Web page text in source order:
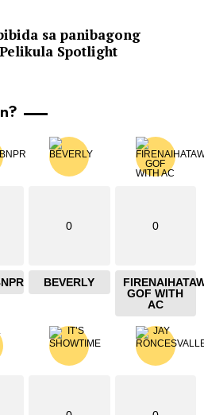
sa panibagong
Spotlight
0
BEVERLY
0
GOF WITH
AC